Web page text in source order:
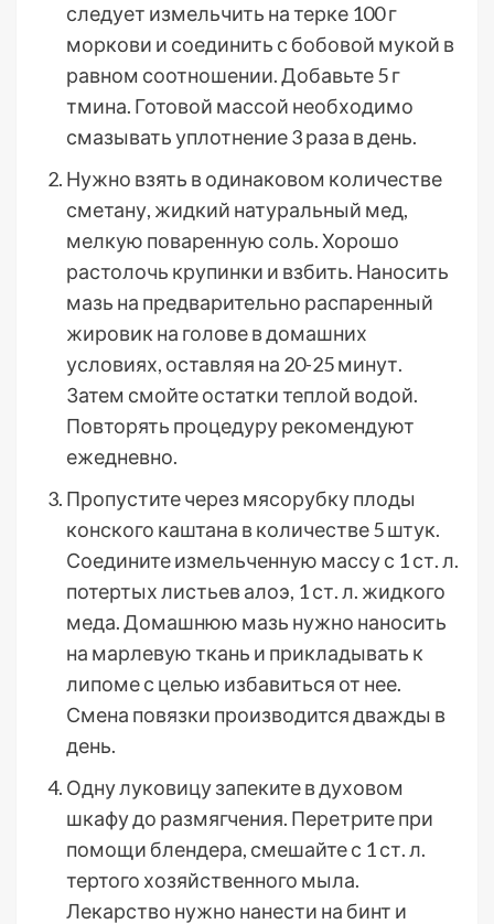
следует измельчить на терке 100 г
моркови и соединить с бобовой мукой в
равном соотношении. Добавьте 5 г
тмина. Готовой массой необходимо
смазывать уплотнение 3 раза в день.
Нужно взять в одинаковом количестве
сметану, жидкий натуральный мед,
мелкую поваренную соль. Хорошо
растолочь крупинки и взбить. Наносить
мазь на предварительно распаренный
жировик на голове в домашних
условиях, оставляя на 20-25 минут.
Затем смойте остатки теплой водой.
Повторять процедуру рекомендуют
ежедневно.
Пропустите через мясорубку плоды
конского каштана в количестве 5 штук.
Соедините измельченную массу с 1 ст. л.
потертых листьев алоэ, 1 ст. л. жидкого
меда. Домашнюю мазь нужно наносить
на марлевую ткань и прикладывать к
липоме с целью избавиться от нее.
Смена повязки производится дважды в
день.
Одну луковицу запеките в духовом
шкафу до размягчения. Перетрите при
помощи блендера, смешайте с 1 ст. л.
тертого хозяйственного мыла.
Лекарство нужно нанести на бинт и